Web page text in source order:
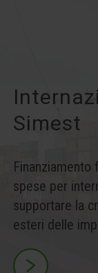
Simest
Finanziamento
spese per
supportare la
esteri delle